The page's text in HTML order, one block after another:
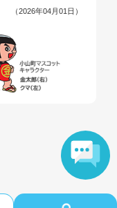
（2026年04月01日）